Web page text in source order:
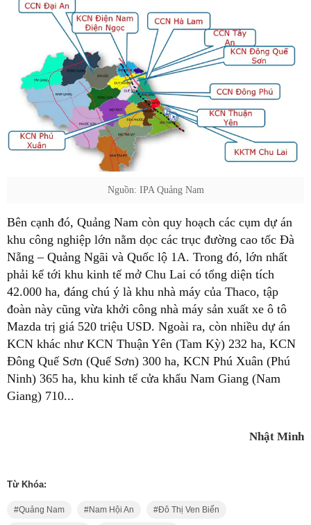
Nguồn: IPA Quảng Nam
Bên cạnh đó, Quảng Nam còn quy hoạch các cụm dự án
khu công nghiệp lớn nằm dọc các trục đường cao tốc Đà
Nẵng – Quảng Ngãi và Quốc lộ 1A. Trong đó, lớn nhất
phải kể tới khu kinh tế mở Chu Lai có tổng diện tích
42.000 ha, đáng chú ý là khu nhà máy của Thaco, tập
đoàn này cũng vừa khởi công nhà máy sản xuất xe ô tô
Mazda trị giá 520 triệu USD. Ngoài ra, còn nhiều dự án
KCN khác như KCN Thuận Yên (Tam Kỳ) 232 ha, KCN
Đông Quế Sơn (Quế Sơn) 300 ha, KCN Phú Xuân (Phú
Ninh) 365 ha, khu kinh tế cửa khẩu Nam Giang (Nam
Giang) 710...
Nhật Minh
Từ Khóa:
Quảng Nam Nam Hội An Đô Thị Ven Biển